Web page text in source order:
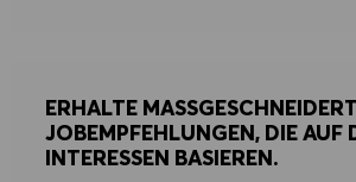
COOKIE
ALLE ABLEHNEN
ERHALTE
JOBEMPFEHLUNGEN, DIE AUF
INTERESSEN BASIEREN.